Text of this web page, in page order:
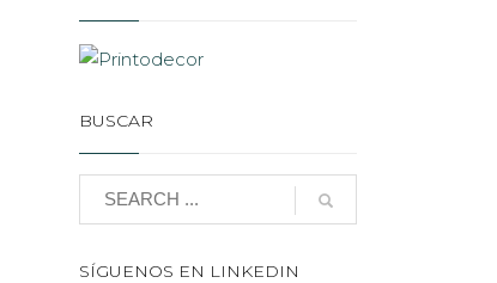
BUSCAR
SÍGUENOS EN LINKEDIN